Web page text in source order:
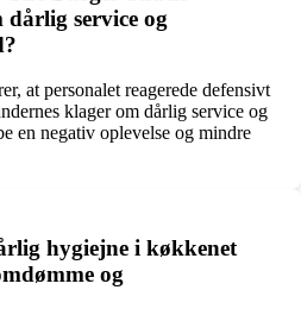
service og
at personalet reagerede defensivt
klager om dårlig service og
en negativ oplevelse og mindre
hygiejne i køkkenet
og